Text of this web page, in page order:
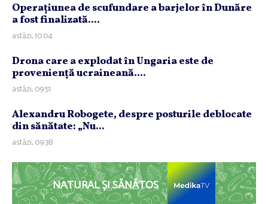
Operaţiunea de scufundare a barjelor în Dunăre
a fost finalizată....
astăzi, 10:04
Drona care a explodat în Ungaria este de
provenienţă ucraineană....
astăzi, 09:51
Alexandru Robogete, despre posturile deblocate
din sănătate: „Nu...
astăzi, 09:38
NATURAL ȘI SĂNĂTOS